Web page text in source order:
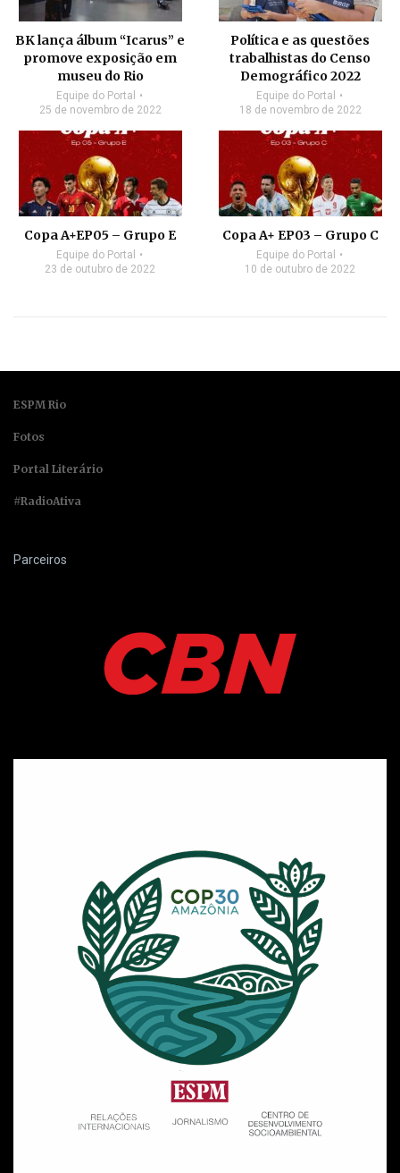
BK lança álbum “Icarus” e
promove exposição em
museu do Rio
Equipe do Portal
25 de novembro de 2022
Política e as questões
trabalhistas do Censo
Demográfico 2022
Equipe do Portal
18 de novembro de 2022
Copa A+EP05 – Grupo E
Equipe do Portal
23 de outubro de 2022
Copa A+ EP03 – Grupo C
Equipe do Portal
10 de outubro de 2022
ESPM Rio
Fotos
Portal Literário
#RadioAtiva
Parceiros